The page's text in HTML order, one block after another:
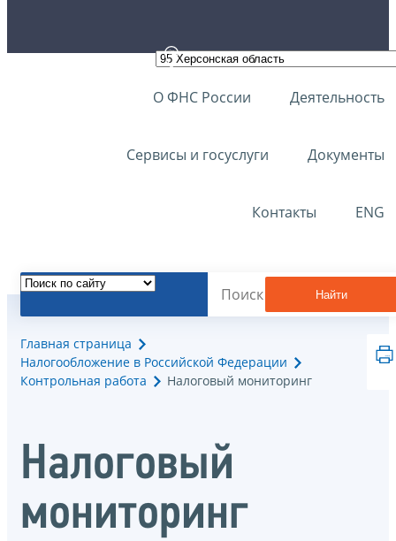
О ФНС России Деятельность
Сервисы и госуслуги Документы
Контакты ENG
Найти
Главная страница
Налогообложение в Российской Федерации
Контрольная работа
Налоговый мониторинг
Налоговый
мониторинг